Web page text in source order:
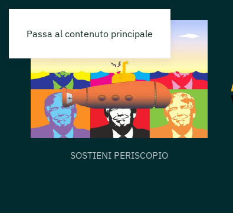
Passa al contenuto principale
SOSTIENI PERISCOPIO